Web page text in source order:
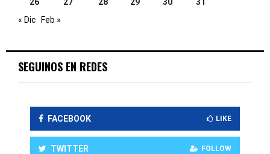
« Dic
Feb »
SEGUINOS EN REDES
FACEBOOK LIKE
TWITTER FOLLOW